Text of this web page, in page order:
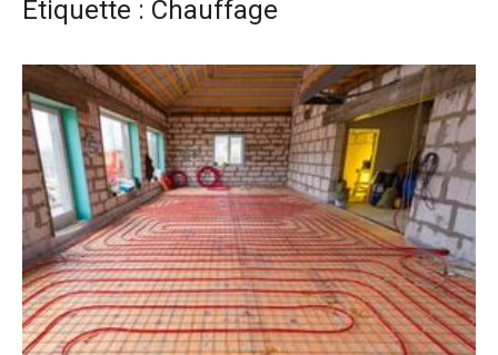
Étiquette : Chauffage